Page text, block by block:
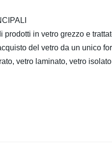
prodotti in vetro grezzo e
del vetro da un unico
vetro laminato, vetro